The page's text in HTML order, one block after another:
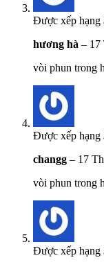
Được xếp hạng
hương hà – 17
vòi phun trong
Được xếp hạng
changg – 17
vòi phun trong
Được xếp hạng